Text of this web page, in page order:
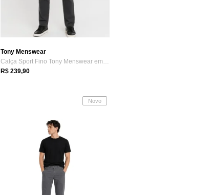
Tony Menswear
Calça Sport Fino Tony Menswear em Sarja ...
R$ 239,90
Novo